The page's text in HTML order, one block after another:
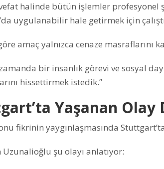
halinde bütün işlemler
uygulanabilir hale getirmek için
amaç yalnızca cenaze masraflarını
zamanda bir insanlık görevi ve sosyal
hissettirmek istedik.”
Yaşanan Olay
fikrinin yaygınlaşmasında
şu olayı anlatıyor: